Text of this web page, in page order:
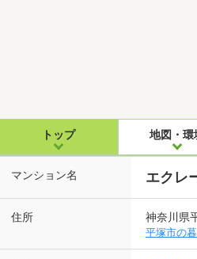
トップ 地図・環
マンション名 エクレ
住所 神奈川県
平塚市の